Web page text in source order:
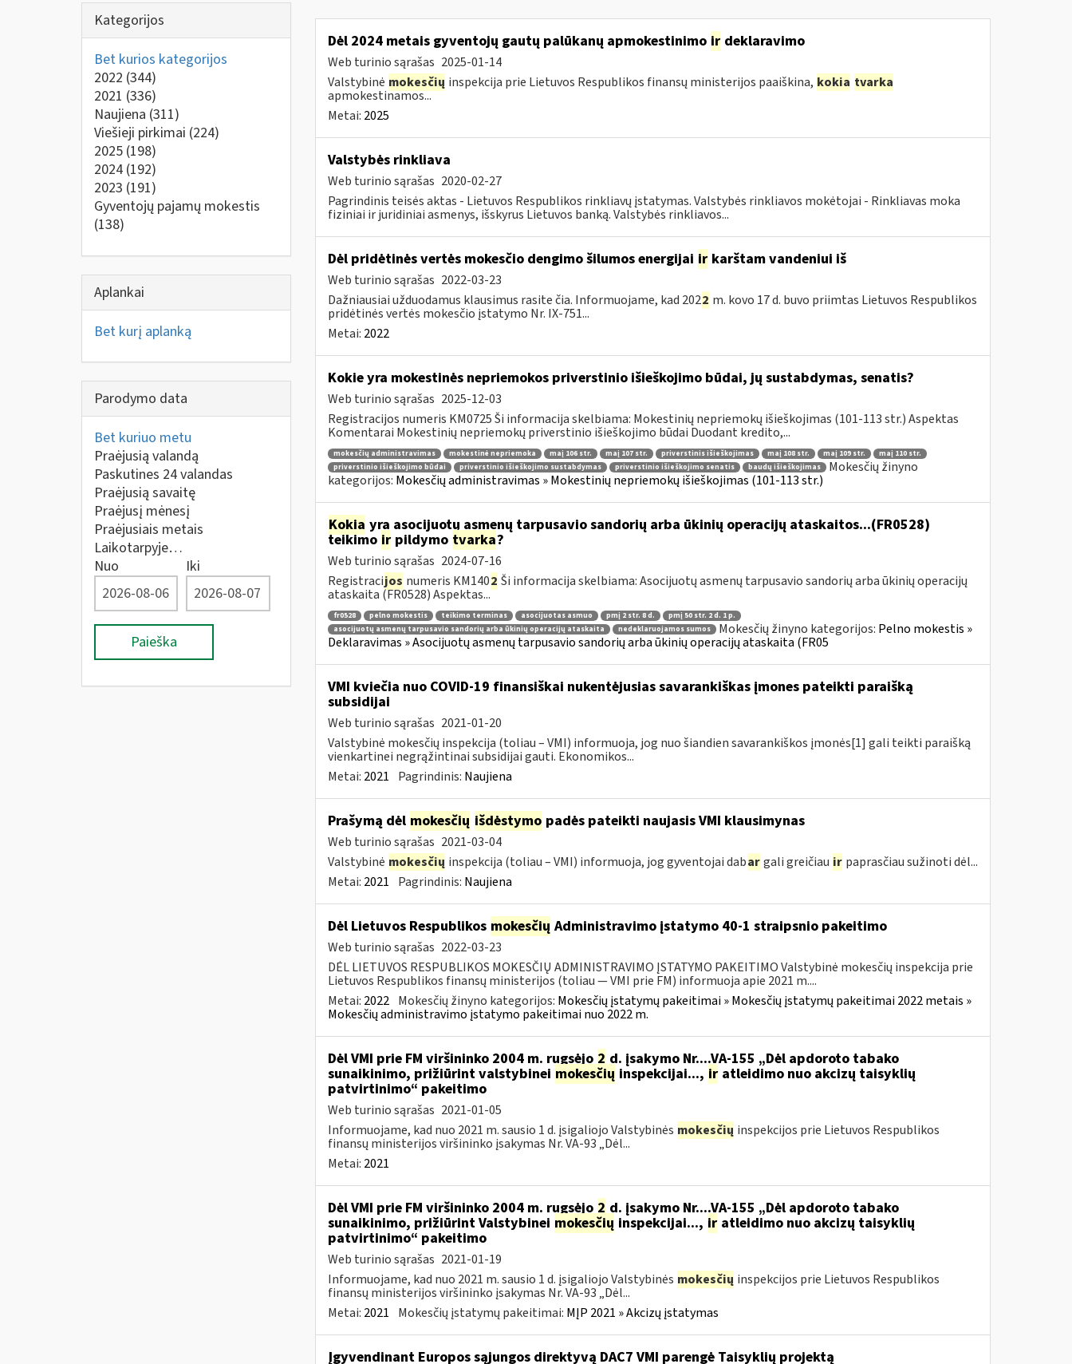
Kategorijos
Bet kurios kategorijos
2022 (344)
2021 (336)
Naujiena (311)
Viešieji pirkimai (224)
2025 (198)
2024 (192)
2023 (191)
Gyventojų pajamų mokestis
(138)
Aplankai
Bet kurį aplanką
Parodymo data
Bet kuriuo metu
Praėjusią valandą
Paskutines 24 valandas
Praėjusią savaitę
Praėjusį mėnesį
Praėjusiais metais
Laikotarpyje…
Nuo
Iki
Paieška
Dėl 2024 metais gyventojų gautų palūkanų apmokestinimo irdeklaravimo
Web turinio sąrašas 2025-01-14
Valstybinė mokesčių inspekcija prie Lietuvos Respublikos finansų ministerijos paaiškina, kokia tvarka
apmokestinamos...
Metai: 2025
Valstybės rinkliava
Web turinio sąrašas 2020-02-27
Pagrindinis teisės aktas - Lietuvos Respublikos rinkliavų įstatymas. Valstybės rinkliavos mokėtojai - Rinkliavas moka
fiziniai ir juridiniai asmenys, išskyrus Lietuvos banką. Valstybės rinkliavos...
Dėl pridėtinės vertės mokesčio dengimo šilumos energijai irkarštam vandeniui iš
Web turinio sąrašas 2022-03-23
Dažniausiai užduodamus klausimus rasite čia. Informuojame, kad 2022 m. kovo 17 d. buvo priimtas Lietuvos Respublikos
pridėtinės vertės mokesčio įstatymo Nr. IX-751...
Metai: 2022
Kokie yra mokestinės nepriemokos priverstinio išieškojimo būdai, jų sustabdymas, senatis?
Web turinio sąrašas 2025-12-03
Registracijos numeris KM0725 Ši informacija skelbiama: Mokestinių nepriemokų išieškojimas (101-113 str.) Aspektas
Komentarai Mokestinių nepriemokų priverstinio išieškojimo būdai Duodant kredito,...
mokesčių administravimas mokestinė nepriemoka maį 106 str. maį 107 str. priverstinis išieškojimas maį 108 str. maį 109 str.
maį 110 str.
priverstinio išieškojimo būdai
priverstinio išieškojimo sustabdymas priverstinio išieškojimo senatis baudų išieškojimas
Mokesčių žinyno
kategorijos: Mokesčių administravimas » Mokestinių nepriemokų išieškojimas (101-113 str.)
Kokia yra asocijuotų asmenų tarpusavio sandorių arba ūkinių operacijų ataskaitos...(FR0528)
teikimo irpildymo tvarka?
Web turinio sąrašas 2024-07-16
Registracijos numeris KM1402 Ši informacija skelbiama: Asocijuotų asmenų tarpusavio sandorių arba ūkinių operacijų
ataskaita (FR0528) Aspektas...
fr0528 pelno mokestis teikimo terminas asocijuotas asmuo pmį 2 str. 8 d.
pmį 50 str. 2 d. 1 p.
asocijuotų asmenų tarpusavio sandorių arba ūkinių operacijų ataskaita
nedeklaruojamos sumos Mokesčių žinyno kategorijos: Pelno mokestis »
Deklaravimas » Asocijuotų asmenų tarpusavio sandorių arba ūkinių operacijų ataskaita (FR05
VMI kviečia nuo COVID-19 finansiškai nukentėjusias savarankiškas įmones pateikti paraišką
subsidijai
Web turinio sąrašas 2021-01-20
Valstybinė mokesčių inspekcija (toliau – VMI) informuoja, jog nuo šiandien savarankiškos įmonės[1] gali teikti paraišką
vienkartinei negrąžintinai subsidijai gauti. Ekonomikos...
Metai: 2021 Pagrindinis: Naujiena
Prašymą dėl mokesčių išdėstymo padės pateikti naujasis VMI klausimynas
Web turinio sąrašas 2021-03-04
Valstybinė mokesčių inspekcija (toliau – VMI) informuoja, jog gyventojai dabar gali greičiau ir paprasčiau sužinoti dėl...
Metai: 2021 Pagrindinis: Naujiena
Dėl Lietuvos Respublikos mokesčių Administravimo įstatymo 40-1 straipsnio pakeitimo
Web turinio sąrašas 2022-03-23
DĖL LIETUVOS RESPUBLIKOS MOKESČIŲ ADMINISTRAVIMO ĮSTATYMO PAKEITIMO Valstybinė mokesčių inspekcija prie
Lietuvos Respublikos finansų ministerijos (toliau — VMI prie FM) informuoja apie 2021 m....
Metai: 2022 Mokesčių žinyno kategorijos: Mokesčių įstatymų pakeitimai » Mokesčių įstatymų pakeitimai 2022 metais »
Mokesčių administravimo įstatymo pakeitimai nuo 2022 m.
Dėl VMI prie FM viršininko 2004 m. rugsėjo2d. įsakymo Nr....VA-155 „Dėl apdoroto tabako
sunaikinimo, prižiūrint valstybinei mokesčių inspekcijai..., iratleidimo nuo akcizų taisyklių
patvirtinimo“ pakeitimo
Web turinio sąrašas 2021-01-05
Informuojame, kad nuo 2021 m. sausio 1 d. įsigaliojo Valstybinės mokesčių inspekcijos prie Lietuvos Respublikos
finansų ministerijos viršininko įsakymas Nr. VA-93 „Dėl...
Metai: 2021
Dėl VMI prie FM viršininko 2004 m. rugsėjo2d. įsakymo Nr....VA-155 „Dėl apdoroto tabako
sunaikinimo, prižiūrint Valstybinei mokesčių inspekcijai..., iratleidimo nuo akcizų taisyklių
patvirtinimo“ pakeitimo
Web turinio sąrašas 2021-01-19
Informuojame, kad nuo 2021 m. sausio 1 d. įsigaliojo Valstybinės mokesčių inspekcijos prie Lietuvos Respublikos
finansų ministerijos viršininko įsakymas Nr. VA-93 „Dėl...
Metai: 2021 Mokesčių įstatymų pakeitimai: MĮP 2021 » Akcizų įstatymas
Įgyvendinant Europos sąjungos direktyvą DAC7 VMI parengė Taisyklių projektą